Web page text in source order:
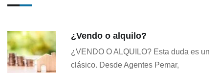
¿Vendo o alquilo?
¿VENDO O ALQUILO? Esta duda es un
clásico. Desde Agentes Pemar,